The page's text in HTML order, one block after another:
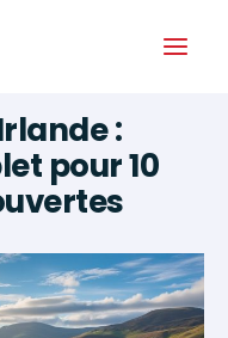
:
pour 10